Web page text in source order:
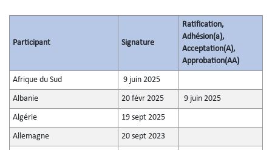
Participant Signature
Ratification,
Adhésion(a),
Acceptation(A),
Approbation(AA)
Afrique du Sud 9 juin 2025
Albanie 20 févr 2025 9 juin 2025
Algérie 19 sept 2025
Allemagne 20 sept 2023